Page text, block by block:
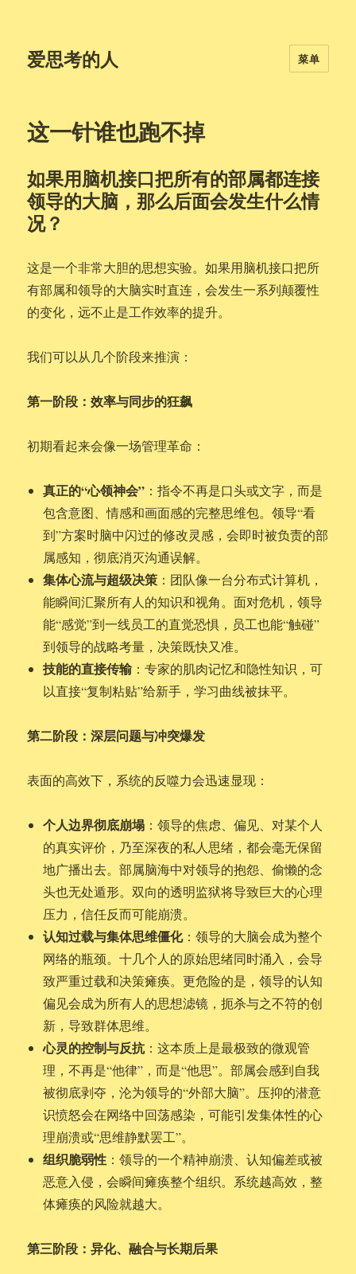
爱思考的人 菜单
这一针谁也跑不掉
如果用脑机接口把所有的部属都连接
领导的大脑，那么后面会发生什么情
况？
这是一个非常大胆的思想实验。如果用脑机接口把所
有部属和领导的大脑实时直连，会发生一系列颠覆性
的变化，远不止是工作效率的提升。
我们可以从几个阶段来推演：
第一阶段：效率与同步的狂飙
初期看起来会像一场管理革命：
真正的“心领神会” ：指令不再是口头或文字，而是
包含意图、情感和画面感的完整思维包。领导“看
到”方案时脑中闪过的修改灵感，会即时被负责的部
属感知，彻底消灭沟通误解。
集体心流与超级决策 ：团队像一台分布式计算机，
能瞬间汇聚所有人的知识和视角。面对危机，领导
能“感觉”到一线员工的直觉恐惧，员工也能“触碰”
到领导的战略考量，决策既快又准。
技能的直接传输：专家的肌肉记忆和隐性知识，可
以直接“复制粘贴”给新手，学习曲线被抹平。
第二阶段：深层问题与冲突爆发
表面的高效下，系统的反噬力会迅速显现：
个人边界彻底崩塌 ：领导的焦虑、偏见、对某个人
的真实评价，乃至深夜的私人思绪，都会毫无保留
地广播出去。部属脑海中对领导的抱怨、偷懒的念
头也无处遁形。双向的透明监狱将导致巨大的心理
压力，信任反而可能崩溃。
认知过载与集体思维僵化：领导的大脑会成为整个
网络的瓶颈。十几个人的原始思绪同时涌入，会导
致严重过载和决策瘫痪。更危险的是，领导的认知
偏见会成为所有人的思想滤镜，扼杀与之不符的创
新，导致群体思维。
心灵的控制与反抗：这本质上是最极致的微观管
理，不再是“他律”，而是“他思”。部属会感到自我
被彻底剥夺，沦为领导的“外部大脑”。压抑的潜意
识愤怒会在网络中回荡感染，可能引发集体性的心
理崩溃或“思维静默罢工”。
组织脆弱性 ：领导的一个精神崩溃、认知偏差或被
恶意入侵，会瞬间瘫痪整个组织。系统越高效，整
体瘫痪的风险就越大。
第三阶段：异化、融合与长期后果